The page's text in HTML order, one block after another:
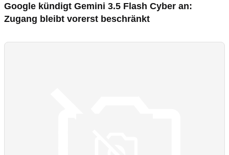
Google kündigt Gemini 3.5 Flash Cyber an:
Zugang bleibt vorerst beschränkt